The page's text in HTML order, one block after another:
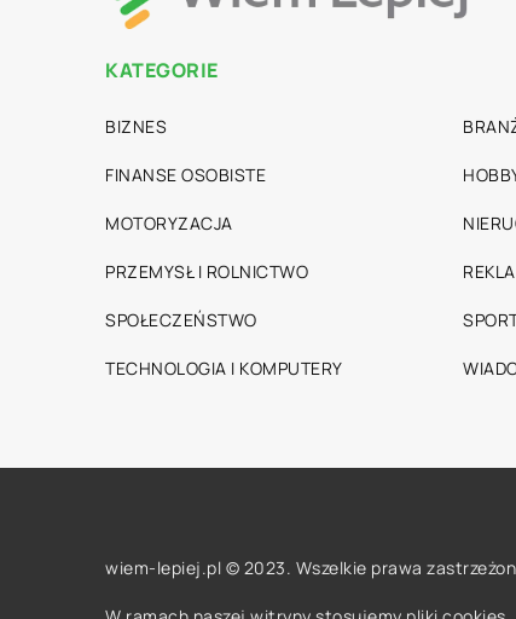
KATEGORIE
BIZNES
FINANSE OSOBISTE
MOTORYZACJA
PRZEMYSŁ I ROLNICTWO
SPOŁECZEŃSTWO
TECHNOLOGIA I KOMPUTERY
wiem-lepiej.pl © 2023. Wszelkie prawa